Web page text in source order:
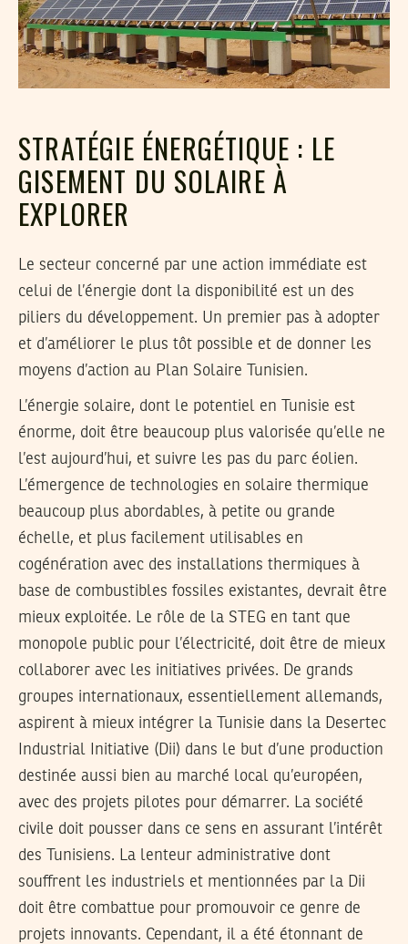
STRATÉGIE ÉNERGÉTIQUE : LE
GISEMENT DU SOLAIRE À
EXPLORER
Le secteur concerné par une action immédiate est
celui de l’énergie dont la disponibilité est un des
piliers du développement. Un premier pas à adopter
et d’améliorer le plus tôt possible et de donner les
moyens d’action au Plan Solaire Tunisien.
L’énergie solaire, dont le potentiel en Tunisie est
énorme, doit être beaucoup plus valorisée qu’elle ne
l’est aujourd’hui, et suivre les pas du parc éolien.
L’émergence de technologies en solaire thermique
beaucoup plus abordables, à petite ou grande
échelle, et plus facilement utilisables en
cogénération avec des installations thermiques à
base de combustibles fossiles existantes, devrait être
mieux exploitée. Le rôle de la STEG en tant que
monopole public pour l’électricité, doit être de mieux
collaborer avec les initiatives privées. De grands
groupes internationaux, essentiellement allemands,
aspirent à mieux intégrer la Tunisie dans la Desertec
Industrial Initiative (Dii) dans le but d’une production
destinée aussi bien au marché local qu’européen,
avec des projets pilotes pour démarrer. La société
civile doit pousser dans ce sens en assurant l’intérêt
des Tunisiens. La lenteur administrative dont
souffrent les industriels et mentionnées par la Dii
doit être combattue pour promouvoir ce genre de
projets innovants. Cependant, il a été étonnant de